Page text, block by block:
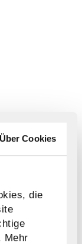
Über Cookies
die
Mehr
an.